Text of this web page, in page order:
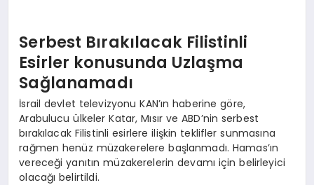
Serbest Bırakılacak Filistinli
Esirler konusunda Uzlaşma
Sağlanamadı
İsrail devlet televizyonu KAN’ın haberine göre,
Arabulucu ülkeler Katar, Mısır ve ABD’nin serbest
bırakılacak Filistinli esirlere ilişkin teklifler sunmasına
rağmen henüz müzakerelere başlanmadı. Hamas’ın
vereceği yanıtın müzakerelerin devamı için belirleyici
olacağı belirtildi.